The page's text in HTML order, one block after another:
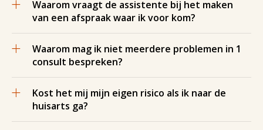
Waarom vraagt de assistente bij het maken
van een afspraak waar ik voor kom?
Waarom mag ik niet meerdere problemen in 1
consult bespreken?
Kost het mij mijn eigen risico als ik naar de
huisarts ga?